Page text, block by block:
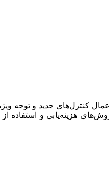
کنترل‌های جدید و توجه
روش‌های هزینه‌یابی و